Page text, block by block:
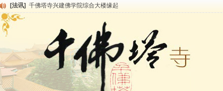
[法讯] 千佛塔寺兴建佛学院综合大楼缘起
[法讯] 共赴华藏世界 进入最后七天倒计时 殊胜华严法会 快快同享富贵庄严海
[法讯]
千佛塔寺阅藏堂周末阅藏报名通知
清明节祭祖报恩地藏法会
本寺方丈上明下慧尼和尚开讲《六祖坛经》
[法讯]
2015-3-26师父于法堂对大众的开示
[法讯] 广东千佛塔寺云门佛学院女众部 2016年招生简章
[法讯] 恭请海涛法师莅临千佛塔寺弘法